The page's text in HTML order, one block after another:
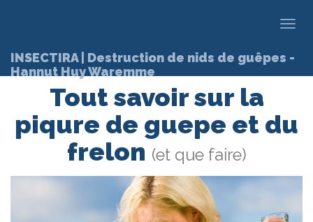
INSECTIRA | Destruction de nids de guêpes -
Hannut Huy Waremme
Tout savoir sur la
piqure de guepe et du
frelon (et que faire)